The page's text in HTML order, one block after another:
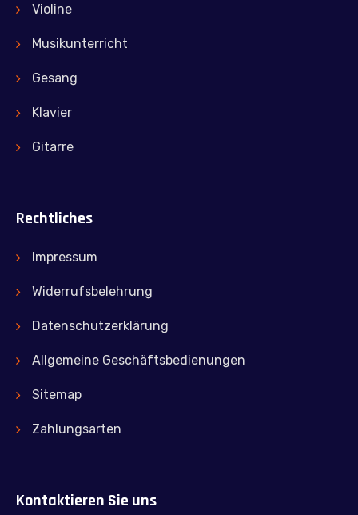
Violine
Musikunterricht
Gesang
Klavier
Gitarre
Rechtliches
Impressum
Widerrufsbelehrung
Datenschutzerklärung
Allgemeine Geschäftsbedienungen
Sitemap
Zahlungsarten
Kontaktieren Sie uns